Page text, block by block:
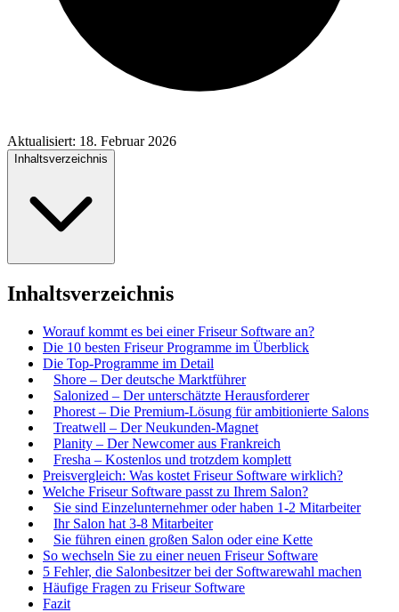
Aktualisiert: 18. Februar 2026
Inhaltsverzeichnis
Inhaltsverzeichnis
Worauf kommt es bei einer Friseur Software an?
Die 10 besten Friseur Programme im Überblick
Die Top-Programme im Detail
Shore – Der deutsche Marktführer
Salonized – Der unterschätzte Herausforderer
Phorest – Die Premium-Lösung für ambitionierte Salons
Treatwell – Der Neukunden-Magnet
Planity – Der Newcomer aus Frankreich
Fresha – Kostenlos und trotzdem komplett
Preisvergleich: Was kostet Friseur Software wirklich?
Welche Friseur Software passt zu Ihrem Salon?
Sie sind Einzelunternehmer oder haben 1-2 Mitarbeiter
Ihr Salon hat 3-8 Mitarbeiter
Sie führen einen großen Salon oder eine Kette
So wechseln Sie zu einer neuen Friseur Software
5 Fehler, die Salonbesitzer bei der Softwarewahl machen
Häufige Fragen zu Friseur Software
Fazit